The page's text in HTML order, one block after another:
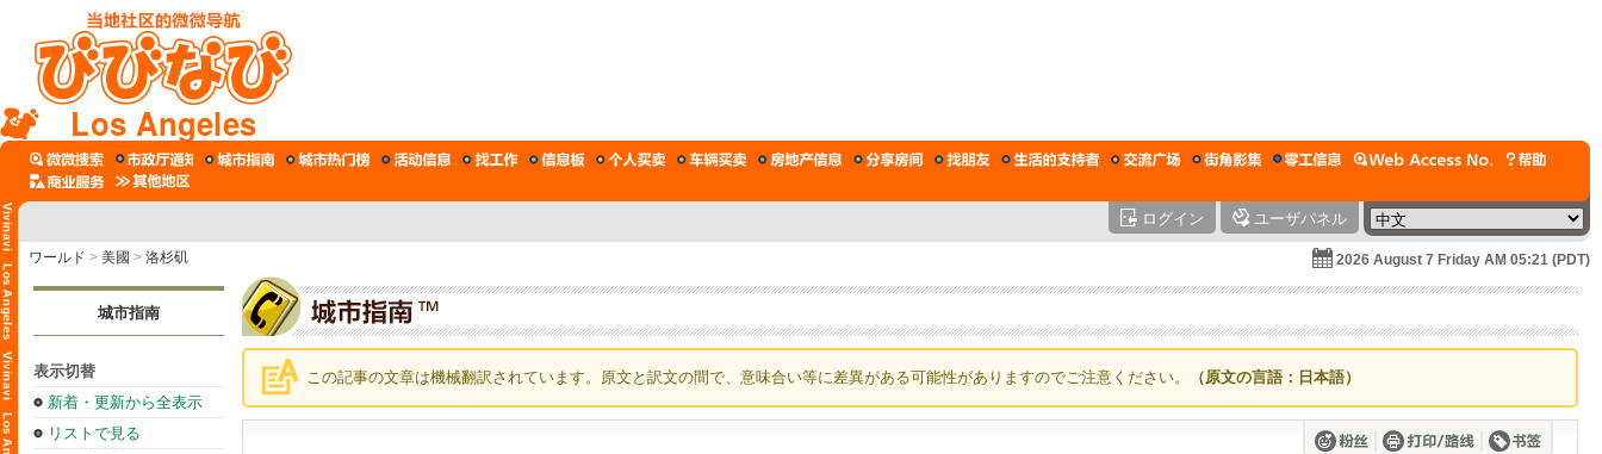
Los Angeles
ログイン ユーザパネル
ワールド > 美國 > 洛杉矶 2026 August 7 Friday AM 05:21 (PDT)
城市指南
表示切替
新着・更新から全表示
リストで見る
この記事の文章は機械翻訳されています。原文と訳文の間で、意味合い等に差異がある可能性がありますのでご注意ください。 （原文の言語：日本語）